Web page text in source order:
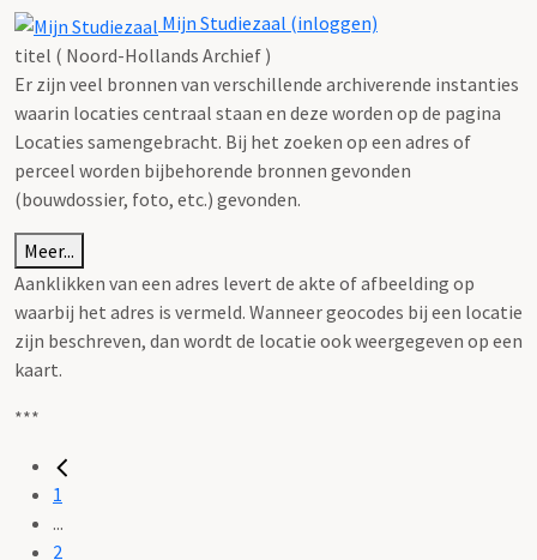
Mijn Studiezaal (inloggen)
titel ( Noord-Hollands Archief )
Er zijn veel bronnen van verschillende archiverende instanties
waarin locaties centraal staan en deze worden op de pagina
Locaties samengebracht. Bij het zoeken op een adres of
perceel worden bijbehorende bronnen gevonden
(bouwdossier, foto, etc.) gevonden.
Meer...
Aanklikken van een adres levert de akte of afbeelding op
waarbij het adres is vermeld. Wanneer geocodes bij een locatie
zijn beschreven, dan wordt de locatie ook weergegeven op een
kaart.
***
1
...
2